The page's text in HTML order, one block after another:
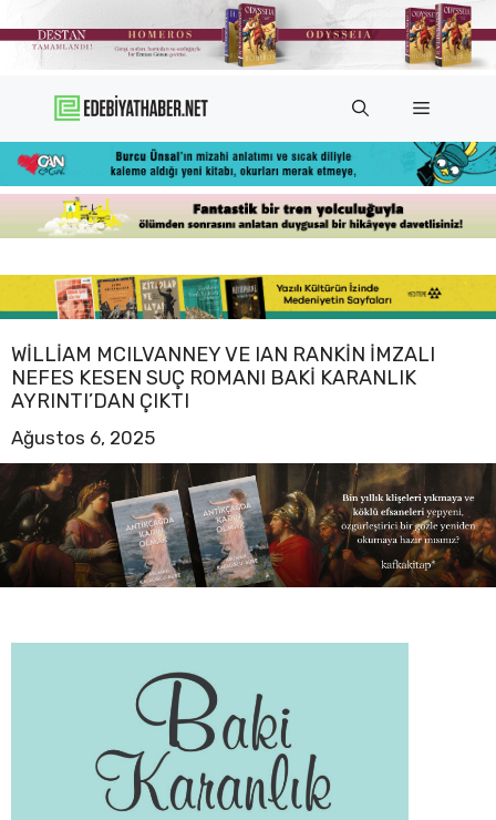
atla
Menü
WILLIAM MCILVANNEY VE IAN RANKIN IMZALI
NEFES KESEN SUÇ ROMANI BAKI KARANLIK
AYRINTI’DAN ÇIKTI
Ağustos 6, 2025